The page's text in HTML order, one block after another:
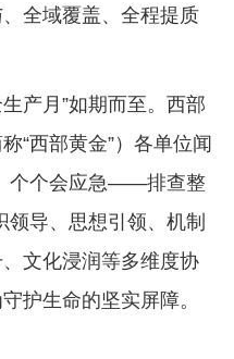
全域覆盖、全程提质
产月”如期而至。西部
“西部黄金”）各单位闻
个个会应急——排查整
领导、思想引领、机制
文化浸润等多维度协
护生命的坚实屏障。